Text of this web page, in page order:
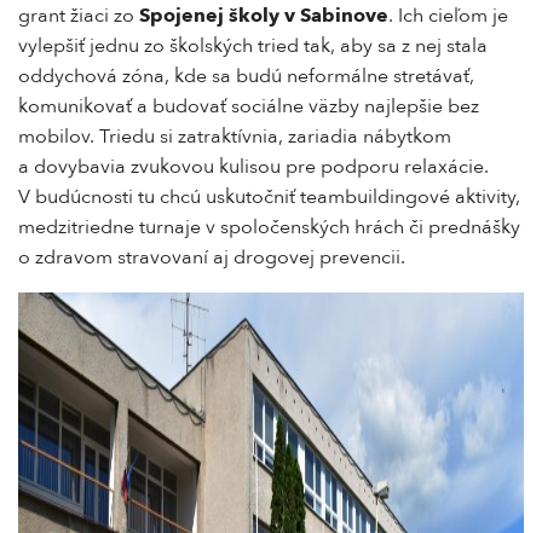
grant žiaci zo Spojenej školy v Sabinove. Ich cieľom je
vylepšiť jednu zo školských tried tak, aby sa z nej stala
oddychová zóna, kde sa budú neformálne stretávať,
komunikovať a budovať sociálne väzby najlepšie bez
mobilov. Triedu si zatraktívnia, zariadia nábytkom
a dovybavia zvukovou kulisou pre podporu relaxácie.
V budúcnosti tu chcú uskutočniť teambuildingové aktivity,
medzitriedne turnaje v spoločenských hrách či prednášky
o zdravom stravovaní aj drogovej prevencii.